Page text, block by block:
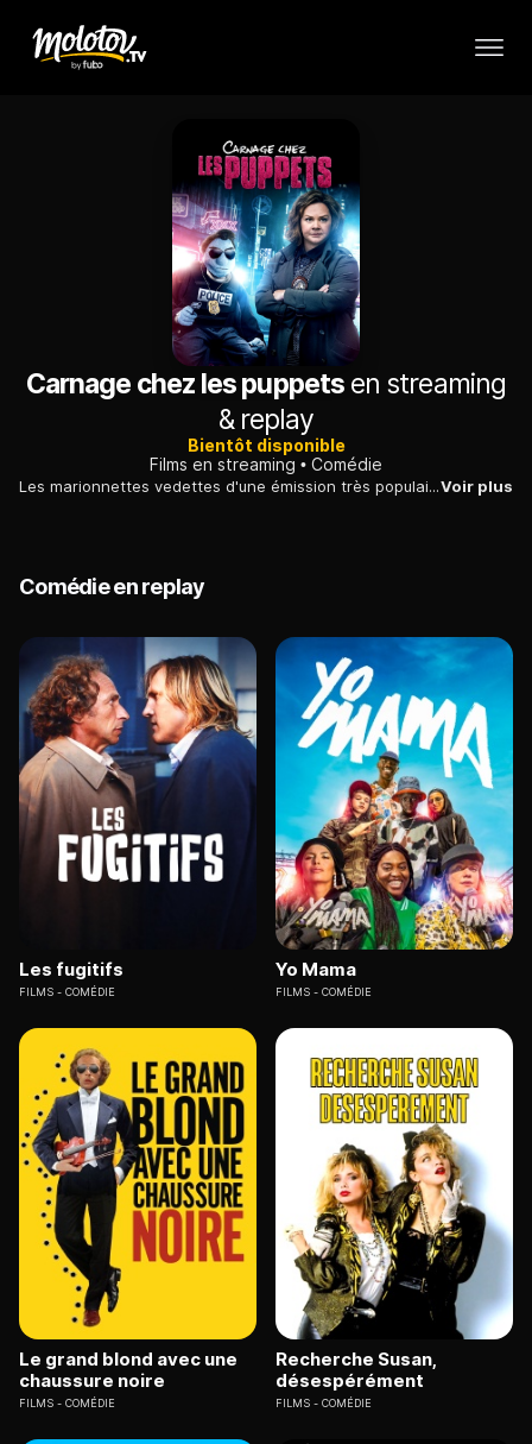
Carnage chez les puppetsen streaming
& replay
Bientôt disponible
Films en streaming
Comédie
Les marionnettes vedettes d'une émission très populaire des années 1980 sont assassinées l'une après l'autre. Un policier déchu enquête sur l'affaire.Voir plus
Comédie en replay
Les fugitifs
FILMS COMÉDIE
Yo Mama
FILMS COMÉDIE
Le grand blond avec une
chaussure noire
FILMS COMÉDIE
Recherche Susan,
désespérément
FILMS COMÉDIE